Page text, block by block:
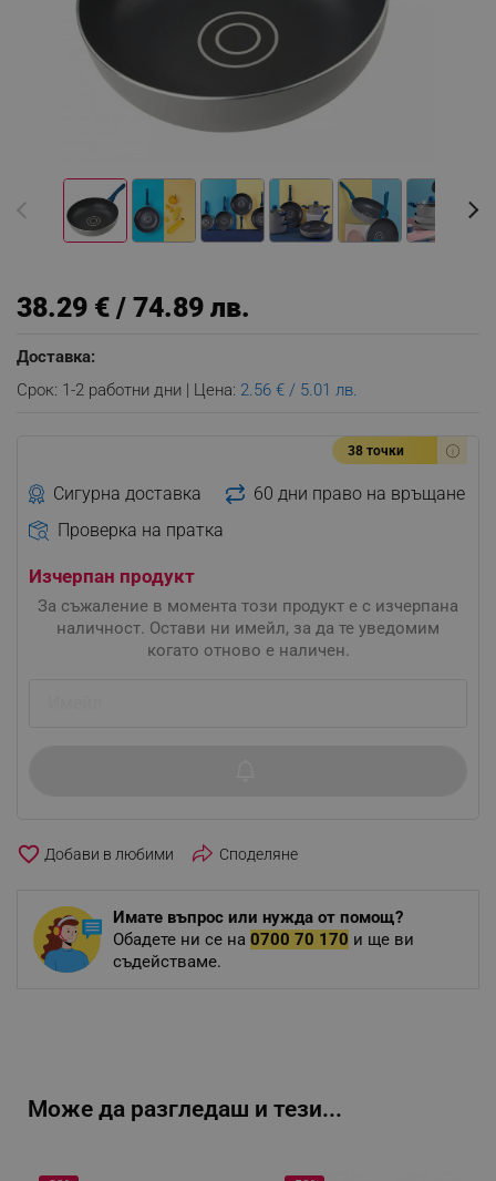
38.29 € / 74.89 лв.
Доставка:
Срок: 1-2 работни дни | Цена: 2.56 € / 5.01 лв.
38 точки
Сигурна доставка
60 дни право на връщане
Проверка на пратка
Изчерпан продукт
За съжаление в момента този продукт е с изчерпана
наличност. Остави ни имейл, за да те уведомим
когато отново е наличен.
favorite_border Споделяне
Имате въпрос или нужда от помощ?
Обадете ни се на 0700 70 170 и ще ви
съдействаме.
Може да разгледаш и тези...